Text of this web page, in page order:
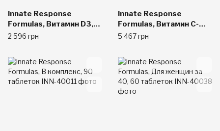
Innate Response
Formulas, Витамин D3,
5000 МЕ, 60 капсул
2 596 грн
Innate Response
Formulas, Витамин C-
400, 180 таблеток
5 467 грн